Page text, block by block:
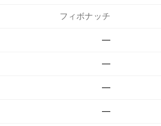
フィボナッチ
—
—
—
—